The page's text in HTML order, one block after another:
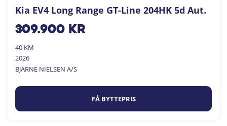
Kia EV4 Long Range GT-Line 204HK 5d Aut.
309.900kr
40 KM
2026
BJARNE NIELSEN A/S
FÅ BYTTEPRIS